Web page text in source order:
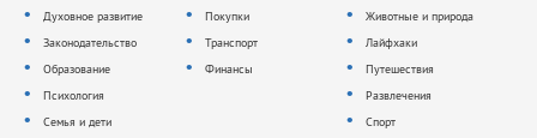
Духовное развитие
Законодательство
Образование
Психология
Семья и дети
Покупки
Транспорт
Финансы
Животные и природа
Лайфхаки
Путешествия
Развлечения
Спорт